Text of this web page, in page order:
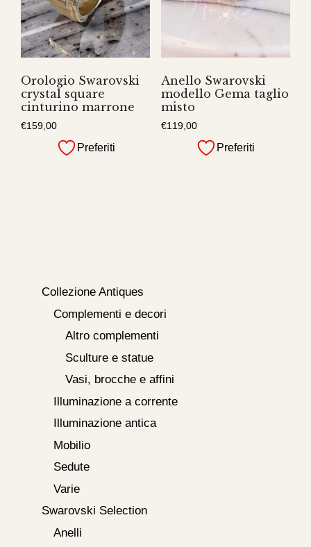
Orologio Swarovski
crystal square
cinturino marrone
€159,00
Preferiti
Anello Swarovski
modello Gema taglio
misto
€119,00
Preferiti
Collezione Antiques
Complementi e decori
Altro complementi
Sculture e statue
Vasi, brocche e affini
Illuminazione a corrente
Illuminazione antica
Mobilio
Sedute
Varie
Swarovski Selection
Anelli